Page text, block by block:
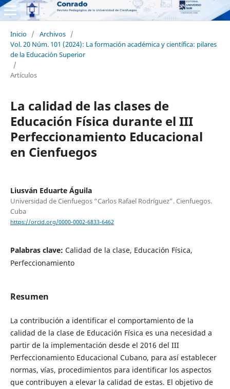
Inicio / Archivos /
Vol. 20 Núm. 101 (2024): La formación académica y científica: pilares
de la Educación Superior
/
Artículos
La calidad de las clases de
Educación Física durante el III
Perfeccionamiento Educacional
en Cienfuegos
Liusván Eduarte Águila
Universidad de Cienfuegos “Carlos Rafael Rodríguez”. Cienfuegos.
Cuba
https://orcid.org/0000-0002-6833-6462
Palabras clave: Calidad de la clase, Educación Física,
Perfeccionamiento
Resumen
La contribución a identificar el comportamiento de la
calidad de la clase de Educación Física es una necesidad a
partir de la implementación desde el 2016 del III
Perfeccionamiento Educacional Cubano, para así establecer
normas, vías, procedimientos para identificar los aspectos
que contribuyen a elevar la calidad de estas. El objetivo de